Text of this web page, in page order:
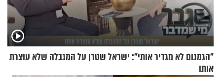
"הגמגום לא מגדיר אותי": ישראל שטרן על המגבלה שלא עוצרת
אותו